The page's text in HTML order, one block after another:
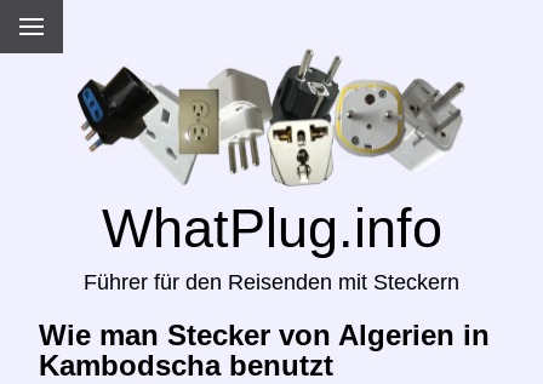
WhatPlug.info
Führer für den Reisenden mit Steckern
Wie man Stecker von Algerien in
Kambodscha benutzt